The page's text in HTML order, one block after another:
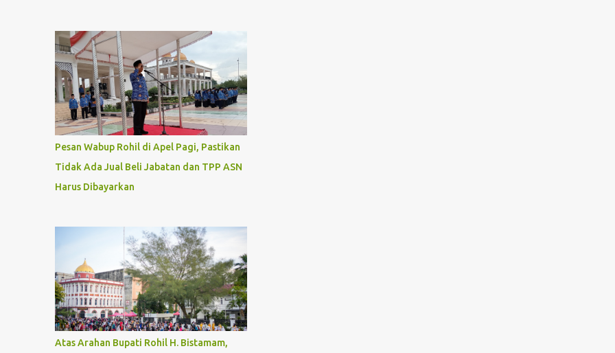
Pesan Wabup Rohil di Apel Pagi, Pastikan
Tidak Ada Jual Beli Jabatan dan TPP ASN
Harus Dibayarkan
Atas Arahan Bupati Rohil H. Bistamam,